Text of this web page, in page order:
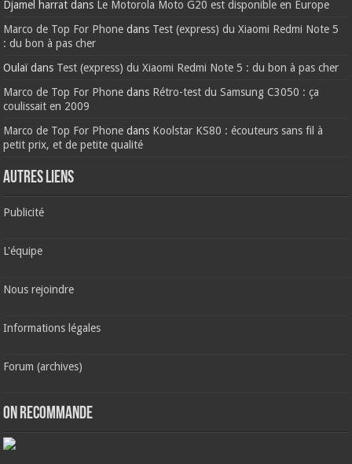
Djamel harrat dans Le Motorola Moto G20 est disponible en Europe
Marco de Top For Phone dans Test (express) du Xiaomi Redmi Note 5
: du bon à pas cher
Oulaïdans Test (express) du Xiaomi Redmi Note 5 : du bon à pas cher
Marco de Top For Phone dans Rétro-test du Samsung C3050 : ça
coulissait en 2009
Marco de Top For Phone dans Koolstar KS80 : écouteurs sans fil à
petit prix, et de petite qualité
AUTRES LIENS
Publicité
L'équipe
Nous rejoindre
Informations légales
Forum (archives)
ON RECOMMANDE